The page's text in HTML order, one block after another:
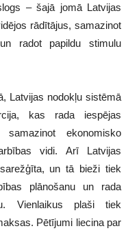
– šajā jomā Latvijas
rādītājus, samazinot
radot papildu stimulu
Latvijas nodokļu sistēmā
kas rada iespējas
ekonomisko
vidi. Arī Latvijas
un tā bieži tiek
plānošanu un rada
Vienlaikus plaši tiek
Pētījumi liecina par